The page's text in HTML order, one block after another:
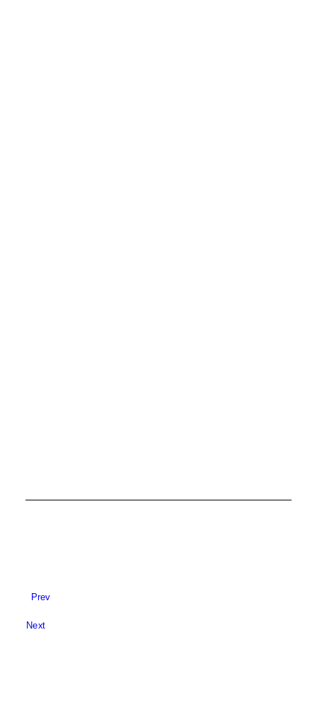
Prev
Next